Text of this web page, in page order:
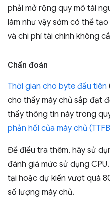
phải mở rộng quy mô tài
làm như vậy sớm có thể
và chi phí tài chính không
Chẩn đoán
Thời gian cho byte đầu tiên
cho thấy máy chủ sắp đạt
thấy thông tin này trong
phản hồi của máy chủ
Để điều tra thêm, hãy sử
đánh giá mức sử dụng
tại hoặc dự kiến vượt quá
số lượng máy chủ.